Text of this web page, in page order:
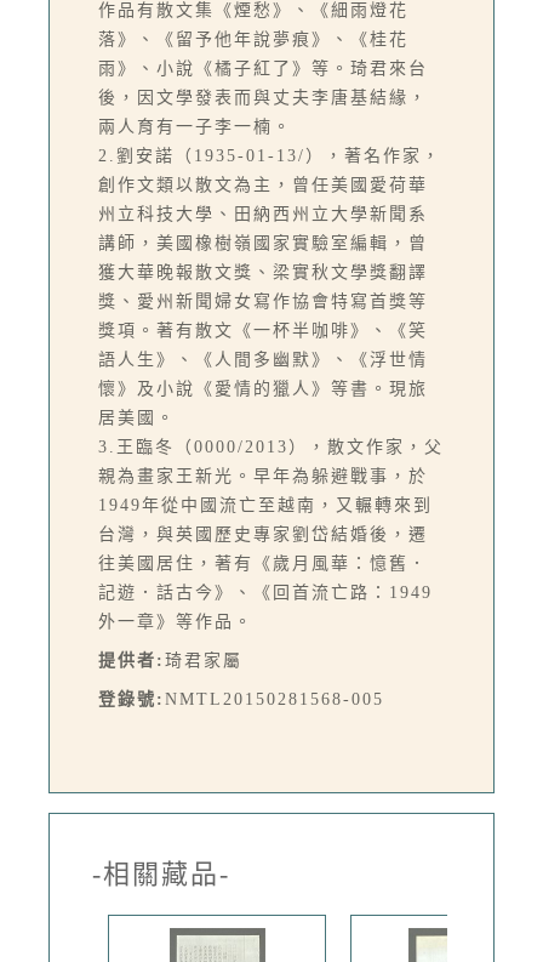
作品有散文集《煙愁》、《細雨燈花
落》、《留予他年說夢痕》、《桂花
雨》、小說《橘子紅了》等。琦君來台
後，因文學發表而與丈夫李唐基結緣，
兩人育有一子李一楠。
2.劉安諾（1935-01-13/），著名作家，
創作文類以散文為主，曾任美國愛荷華
州立科技大學、田納西州立大學新聞系
講師，美國橡樹嶺國家實驗室編輯，曾
獲大華晚報散文獎、梁實秋文學獎翻譯
獎、愛州新聞婦女寫作協會特寫首獎等
獎項。著有散文《一杯半咖啡》、《笑
語人生》、《人間多幽默》、《浮世情
懷》及小說《愛情的獵人》等書。現旅
居美國。
3.王臨冬（0000/2013），散文作家，父
親為畫家王新光。早年為躲避戰事，於
1949年從中國流亡至越南，又輾轉來到
台灣，與英國歷史專家劉岱結婚後，遷
往美國居住，著有《歲月風華：憶舊．
記遊．話古今》、《回首流亡路：1949
外一章》等作品。
提供者: 琦君家屬
登錄號: NMTL20150281568-005
-相關藏品-